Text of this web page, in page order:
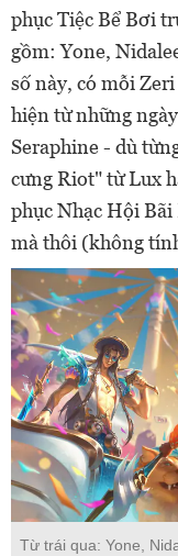
phục Tiệc Bể Bơi
gồm: Yone,
số này, có mỗi
hiện từ những
Seraphine - dù
cưng Riot" từ Lux
phục Nhạc Hội
mà thôi (không
Từ trái qua: Yone,